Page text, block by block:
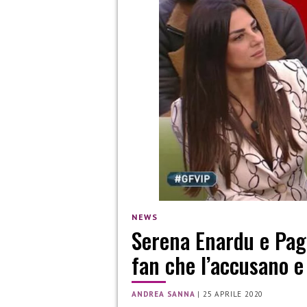
NEWS
Serena Enardu e
fan che l’accusano
ANDREA SANNA |25 APRILE 2020